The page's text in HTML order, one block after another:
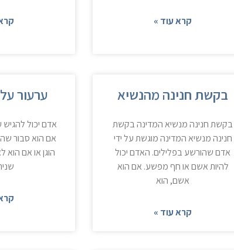
קרא עוד »
בקשת חנינה מהנשיא
בקשת חנינה מנשיא המדינה בקשת
חנינה מנשיא המדינה מוגשת על ידי
אדם שהורשע בפלילים. האדם יכול
להיות אשם או חף מפשע. אם הוא
אשם, הוא
קרא עוד »
ערעור
אדם יכול
אם הוא סבור
הוגן או אם